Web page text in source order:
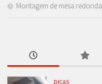
Montagem de mesa redonda
DICAS